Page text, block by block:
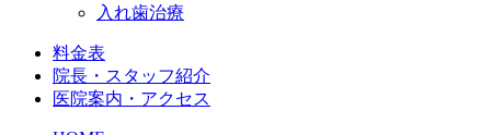
入れ歯治療
料金表
院長・スタッフ紹介
医院案内・アクセス